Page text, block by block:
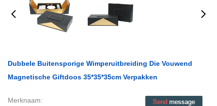
Dubbele Buitensporige Wimperuitbreiding Die Vouwend
Magnetische Giftdoos 35*35*35cm Verpakken
Merknaam: